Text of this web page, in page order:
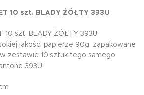
10 szt. BLADY ŻÓŁTY 393U
10 szt. BLADY ŻÓŁTY 393U
jakości papierze 90g. Zapakowane
zestawie 10 sztuk tego samego
393U.